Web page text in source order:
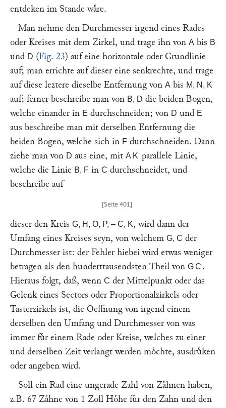
entdeken im Stande waͤre.
Man nehme den Durchmesser irgend eines Rades
oder Kreises mit dem Zirkel, und trage ihn von A bis B
und D (Fig. 23) auf eine horizontale oder Grundlinie
auf; man errichte auf dieser eine senkrechte, und trage
auf diese leztere dieselbe Entfernung von A bis M, N, K
auf; ferner beschreibe man von B, D die beiden Bogen,
welche einander in E durchschneiden; von D und E
aus beschreibe man mit derselben Entfernung die
beiden Bogen, welche sich in F durchschneiden. Dann
ziehe man von D aus eine, mit AK parallele Linie,
welche die Linie B, F in C durchschneidet, und
beschreibe auf
dieser den Kreis G, H, O, P, – C, K, wird dann der
Umfang eines Kreises seyn, von welchem G, C der
Durchmesser ist: der Fehler hiebei wird etwas weniger
betragen als den hunderttausendsten Theil von GC .
Hieraus folgt, daß, wenn C der Mittelpunkt oder das
Gelenk eines Sectors oder Proportionalzirkels oder
Tasterzirkels ist, die Oeffnung von irgend einem
derselben den Umfang und Durchmesser von was
immer fuͤr einem Rade oder Kreise, welches zu einer
und derselben Zeit verlangt werden moͤchte, ausdruͤken
oder angeben wird.
Soll ein Rad eine ungerade Zahl von Zaͤhnen haben,
z.B. 67 Zaͤhne von 1 Zoll Hoͤhe fuͤr den Zahn und den